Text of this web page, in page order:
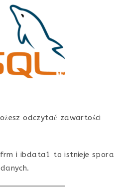
odczytać zawartości
i ibdata1 to istnieje spora